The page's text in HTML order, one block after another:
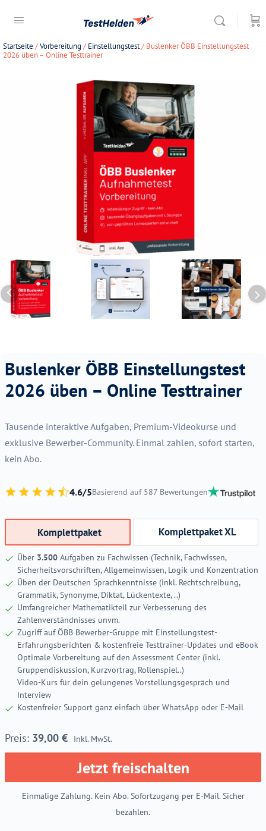
Startseite /Vorbereitung / Einstellungstest/ Buslenker ÖBB Einstellungstest
2026 üben – Online Testtrainer
Buslenker ÖBB Einstellungstest
2026 üben – Online Testtrainer
Tausende interaktive Aufgaben, Premium-Videokurse und
exklusive Bewerber-Community. Einmal zahlen, sofort starten,
kein Abo.
4.6/5Basierend auf 587 Bewertungen
Komplettpaket Komplettpaket XL
Über 3.500 Aufgaben zu Fachwissen (Technik, Fachwissen,
Sicherheitsvorschriften, Allgemeinwissen, Logik und Konzentration
Üben der Deutschen Sprachkenntnisse (inkl. Rechtschreibung,
Grammatik, Synonyme, Diktat, Lückentexte, ..)
Umfangreicher Mathematikteil zur Verbesserung des
Zahlenverständnisses unvm.
Zugriff auf ÖBB Bewerber-Gruppe mit Einstellungstest-
Erfahrungsberichten & kostenfreie Testtrainer-Updates und eBook
Optimale Vorbereitung auf den Assessment Center (inkl.
Gruppendiskussion, Kurzvortrag, Rollenspiel..)
Video-Kurs für dein gelungenes Vorstellungsgespräch und
Interview
Kostenfreier Support ganz einfach über WhatsApp oder E-Mail
39,00 € Inkl. MwSt.
Jetzt freischalten
Einmalige Zahlung. Kein Abo. Sofortzugang per E-Mail. Sicher
bezahlen.